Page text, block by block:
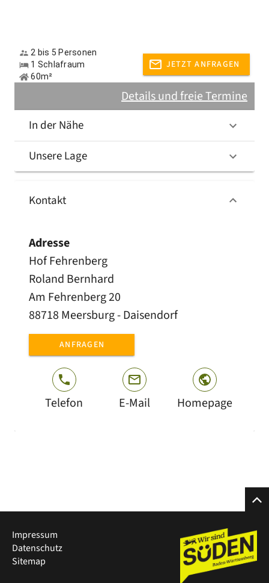
2 bis 5 Personen
1 Schlafraum
60m²
JETZT ANFRAGEN
Details und freie Termine
In der Nähe
Unsere Lage
Kontakt
Adresse
Hof Fehrenberg
Roland Bernhard
Am Fehrenberg 20
88718 Meersburg - Daisendorf
ANFRAGEN
Telefon E-Mail Homepage
Impressum
Datenschutz
Sitemap